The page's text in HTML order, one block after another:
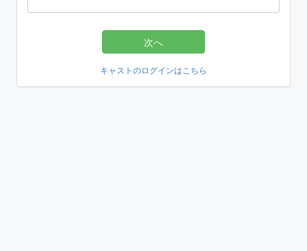
次へ
キャストのログインはこちら